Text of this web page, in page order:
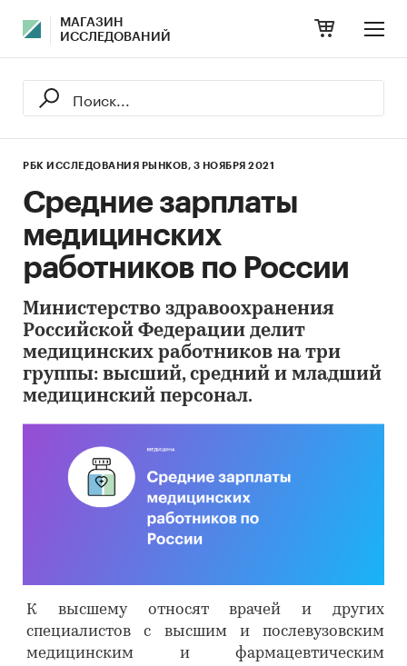
МАГАЗИН
ИССЛЕДОВАНИЙ
РБК ИССЛЕДОВАНИЯ РЫНКОВ, 3 НОЯБРЯ 2021
Средние зарплаты
медицинских
работников по России
Министерство здравоохранения
Российской Федерации делит
медицинских работников на три
группы: высший, средний и младший
медицинский персонал.
К высшему относят врачей и других
специалистов с высшим и послевузовским
медицинским и фармацевтическим